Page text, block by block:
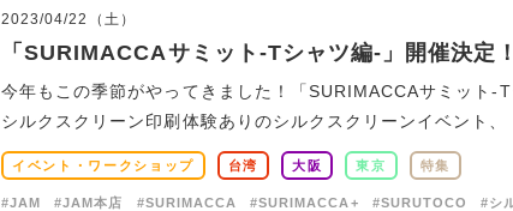
2023/04/22（土）
「SURIMACCAサミット-Tシャツ編-」開催決定！
今年もこの季節がやってきました！「SURIMACCAサミット-
シルクスクリーン印刷体験ありのシルクスクリーンイベント、
イベント・ワークショップ 台湾 大阪 東京 特集
#JAM #JAM本店 #SURIMACCA #SURIMACCA+ #SURUTOCO #シ